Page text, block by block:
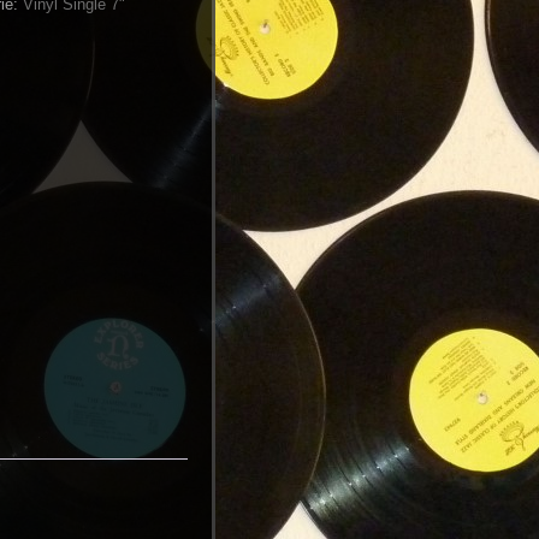
Vinyl Single 7"